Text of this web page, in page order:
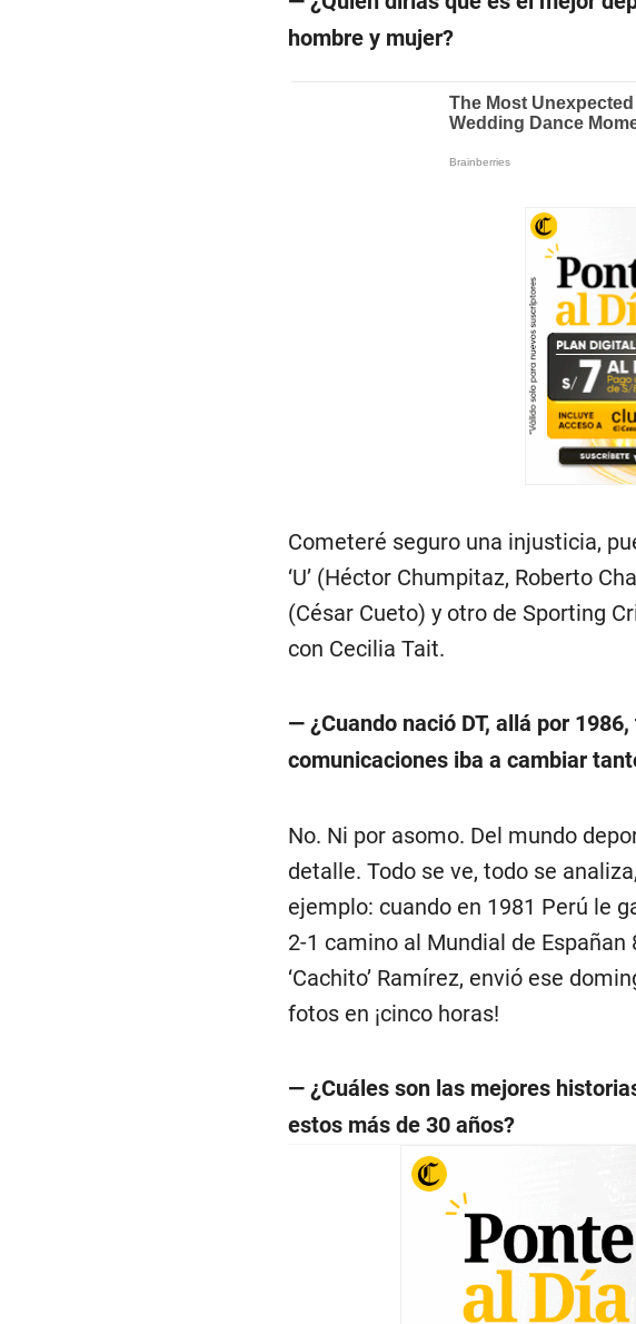
hombre y mujer?
Cometeré seguro una injusticia,
‘U’ (Héctor Chumpitaz, Roberto
(César Cueto) y otro de Sporting
con Cecilia Tait.
— ¿Cuando nació DT, allá por
comunicaciones iba a cambiar
No. Ni por asomo. Del mundo
detalle. Todo se ve, todo se
ejemplo: cuando en 1981 Perú le
2-1 camino al Mundial de
‘Cachito’ Ramírez, envió ese
fotos en ¡cinco horas!
— ¿Cuáles son las mejores
estos más de 30 años?